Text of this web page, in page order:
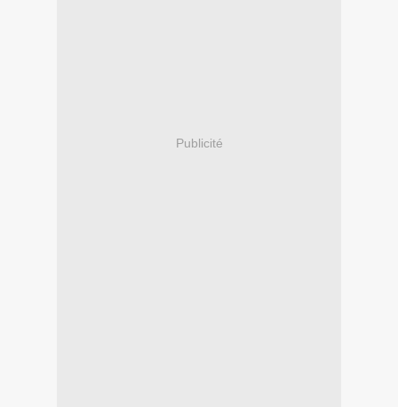
Publicité